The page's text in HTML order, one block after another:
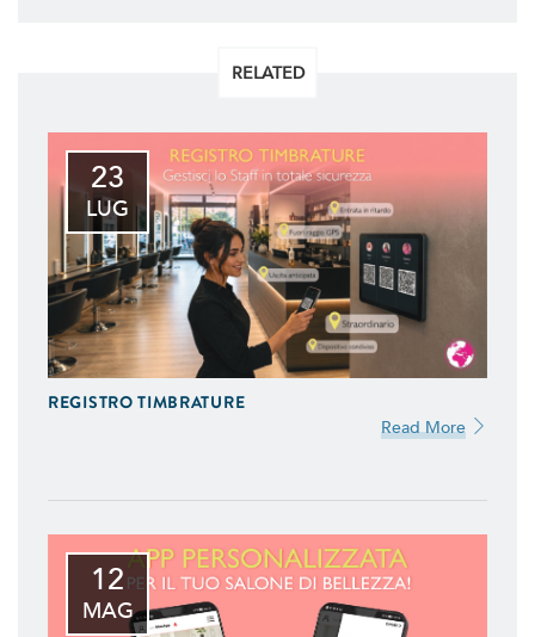
RELATED
23
LUG
REGISTRO TIMBRATURE
Read More
12
MAG